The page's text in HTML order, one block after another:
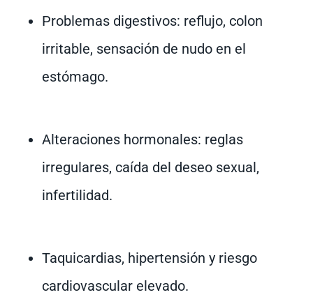
Problemas digestivos: reflujo, colon
irritable, sensación de nudo en el
estómago.
Alteraciones hormonales: reglas
irregulares, caída del deseo sexual,
infertilidad.
Taquicardias, hipertensión y riesgo
cardiovascular elevado.